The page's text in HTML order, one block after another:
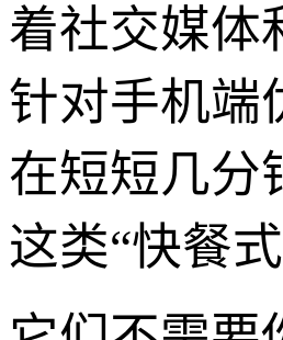
着社交媒体
针对手机端
在短短几分
这类“快餐